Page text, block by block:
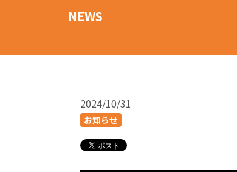
NEWS
2024/10/31
お知らせ